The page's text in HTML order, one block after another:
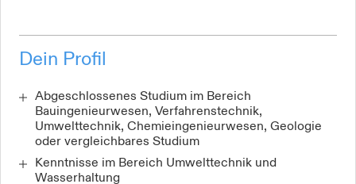
Dein Profil
Abgeschlossenes Studium im Bereich
Bauingenieurwesen, Verfahrenstechnik,
Umwelttechnik, Chemieingenieurwesen, Geologie
oder vergleichbares Studium
Kenntnisse im Bereich Umwelttechnik und
Wasserhaltung